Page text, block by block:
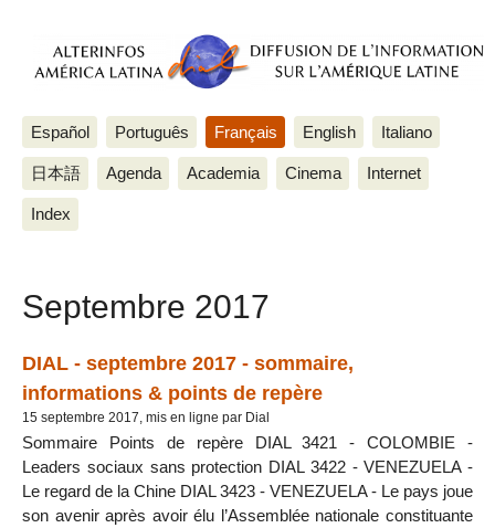
Español Português Français English Italiano
日本語 Agenda Academia Cinema Internet
Index
Septembre 2017
DIAL - septembre 2017 - sommaire,
informations & points de repère
15 septembre 2017, mis en ligne par Dial
Sommaire Points de repère DIAL 3421 - COLOMBIE -
Leaders sociaux sans protection DIAL 3422 - VENEZUELA -
Le regard de la Chine DIAL 3423 - VENEZUELA - Le pays joue
son avenir après avoir élu l’Assemblée nationale constituante